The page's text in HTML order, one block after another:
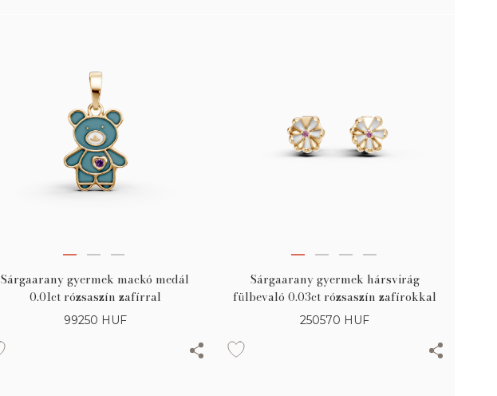
Sárgaarany gyermek mackó medál
0.01ct rózsaszín zafírral
99250 HUF
Sárgaarany gyermek hársvirág
fülbevaló 0.03ct rózsaszín zafírokkal
250570 HUF